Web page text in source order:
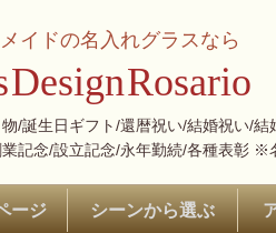
イドの名入れグラスなら
DesignRosario
/誕生日ギフト/還暦祝い/結婚祝い/
記念/設立記念/永年勤続/各種表彰 ※
ージ シーンから選ぶ